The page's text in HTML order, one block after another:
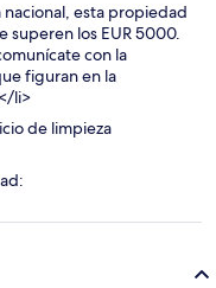
esta propiedad
superen los EUR 5000.
con la
figuran en la
li>
de limpieza